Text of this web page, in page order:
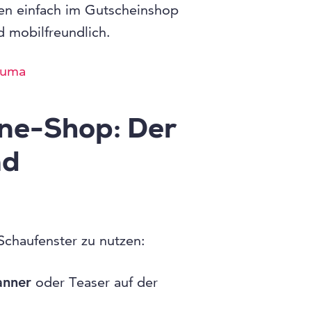
einfach im Gutscheinshop
mobilfreundlich.
Shop: Der
zu nutzen:
oder Teaser auf der